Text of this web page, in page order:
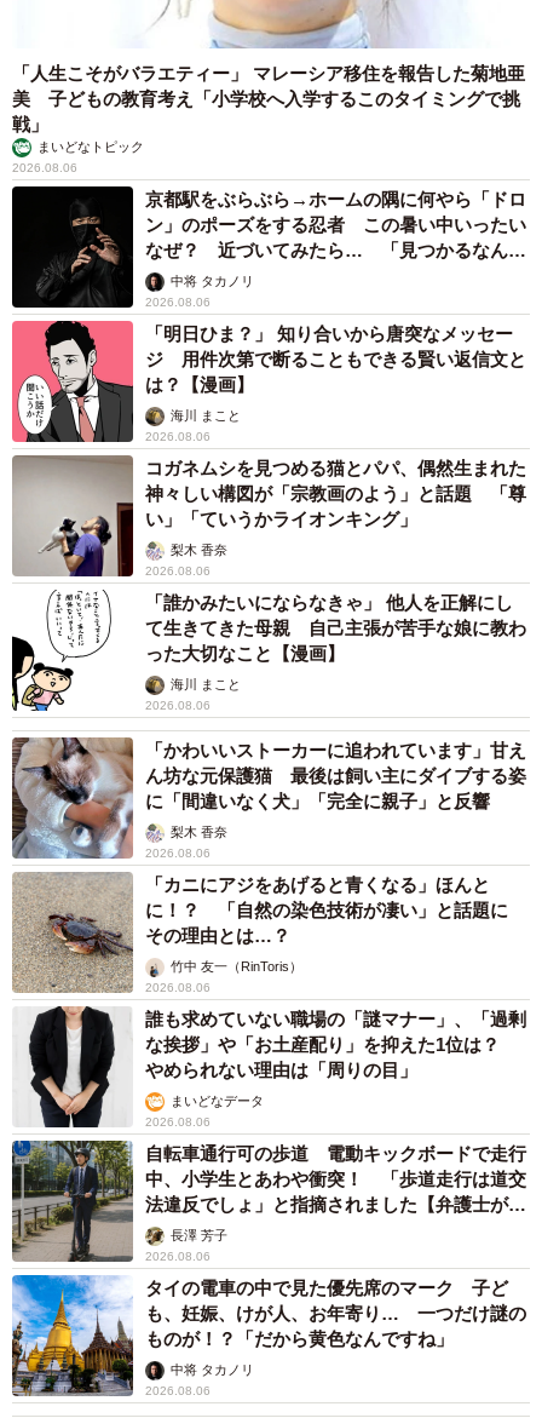
こちらは、トゥルちゃん（「けいちゃん⌇お家大好き51歳母」さん提供、
Instagramよりキャプチャ撮影）
「2匹で正解だった」兄弟だからこその関係性
今回の出来事で、特に印象に残っているのは“2匹一緒に迎
えたこと”だといいます。
「一緒に遊んで、一緒に寝て、何をするにも一緒。兄弟っ
ていいなって思いました」
遊び相手がいることでエネルギーを発散し合い、自然と寄
り添いながら成長していく姿に、日々癒やされているそう
です。
「人生こそがバラエティー」 マレーシア移住を報告した菊地亜
美 子どもの教育考え「小学校へ入学するこのタイミングで挑
戦」
まいどなトピック
2026.08.06
京都駅をぶらぶら→ホームの隅に何やら「ドロ
ン」のポーズをする忍者 この暑い中いったい
なぜ？ 近づいてみたら… 「見つかるなんて
未熟」中将 タカノリ
2026.08.06
「明日ひま？」 知り合いから唐突なメッセー
ジ 用件次第で断ることもできる賢い返信文と
は？【漫画】
海川 まこと
2026.08.06
コガネムシを見つめる猫とパパ、偶然生まれた
神々しい構図が「宗教画のよう」と話題 「尊
い」「ていうかライオンキング」
梨木 香奈
2026.08.06
「誰かみたいにならなきゃ」 他人を正解にし
て生きてきた母親 自己主張が苦手な娘に教わ
った大切なこと【漫画】
海川 まこと
2026.08.06
「かわいいストーカーに追われています」甘え
ん坊な元保護猫 最後は飼い主にダイブする姿
に「間違いなく犬」「完全に親子」と反響
梨木 香奈
2026.08.06
「カニにアジをあげると青くなる」ほんと
に！？ 「自然の染色技術が凄い」と話題に
その理由とは…？
竹中 友一（RinToris）
2026.08.06
誰も求めていない職場の「謎マナー」、「過剰
な挨拶」や「お土産配り」を抑えた1位は？
やめられない理由は「周りの目」
まいどなデータ
2026.08.06
自転車通行可の歩道 電動キックボードで走行
中、小学生とあわや衝突！ 「歩道走行は道交
法違反でしょ」と指摘されました【弁護士が解
説】長澤 芳子
2026.08.06
タイの電車の中で見た優先席のマーク 子ど
も、妊娠、けが人、お年寄り… 一つだけ謎の
ものが！？「だから黄色なんですね」
中将 タカノリ
2026.08.06